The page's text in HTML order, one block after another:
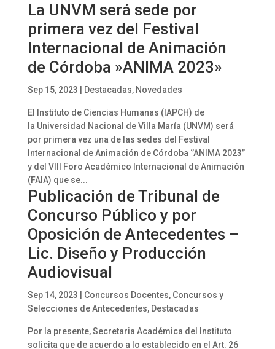
La UNVM será sede por
primera vez del Festival
Internacional de Animación
de Córdoba »ANIMA 2023»
Sep 15, 2023 Destacadas, Novedades
El Instituto de Ciencias Humanas (IAPCH) de
la Universidad Nacional de Villa María (UNVM) será
por primera vez una de las sedes del Festival
Internacional de Animación de Córdoba ‘’ANIMA 2023’’
y del VIII Foro Académico Internacional de Animación
(FAIA) que se...
Publicación de Tribunal de
Concurso Público y por
Oposición de Antecedentes –
Lic. Diseño y Producción
Audiovisual
Sep 14, 2023 Concursos Docentes, Concursos y
Selecciones de Antecedentes, Destacadas
Por la presente, Secretaria Académica del Instituto
solicita que de acuerdo a lo establecido en el Art. 26